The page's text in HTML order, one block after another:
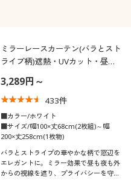
ミラーレースカーテン(バラとスト
ライプ柄)遮熱・UVカット・昼夜
3,289円～
433件
■カラー/ホワイト
■サイズ/幅100×丈68cm(2枚組)～幅
200×丈258cm(1枚物)
バラとストライプの華やかな柄で窓辺を
エレガントに。ミラー効果で昼も夜も外
からの視線を遮り、プライバシーを守る